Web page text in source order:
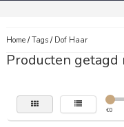
Home/Tags/ Dof Haar
Producten getagd
€0